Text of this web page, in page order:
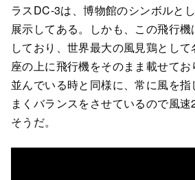
ラスDC-3は、博物館のシンボルと
展示してある。しかも、この飛行
しており、世界最大の風見鶏とし
座の上に飛行機をそのまま載せて
並んでいる時と同様に、常に風を指
まくバランスをさせているので風速
そうだ。